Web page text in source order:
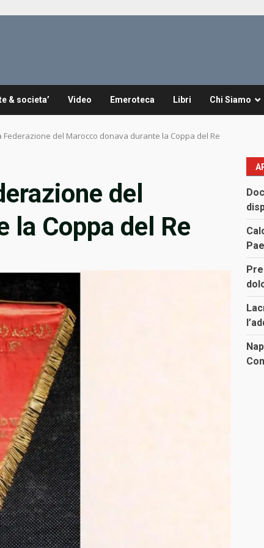
& societa’ Video Emeroteca Libri Chi Siamo
Federazione del Marocco donava durante la Coppa del Re
del
la Coppa del Re